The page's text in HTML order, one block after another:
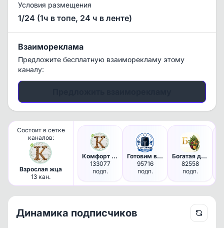
Условия размещения
1/24 (1ч в топе, 24 ч в ленте)
Взаимореклама
Предложите бесплатную взаиморекламу этому
каналу:
Состоит в сетке
каналов:
Взрослая жца
13 кан.
Комфорт на участке | дом и да…
133077
подп.
Готовим в Аэрогриле Terzoma 🇷🇺
95716
подп.
Богатая дача
82558
подп.
Динамика подписчиков